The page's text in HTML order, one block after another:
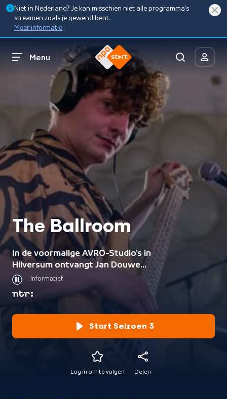
Niet in Nederland? Je kan misschien niet alle programma’s
streamen zoals je gewend bent.
Meer informatie
Menu
The Ballroom
In de voormalige AVRO-Studio's in
Hilversum ontvangt Jan Douwe
Kroeske podiumkunstenaars voor
een goed gesprek, een livesessie of
een impressie van een voorstelling.
Informatief
Start Seizoen 3
Log in om te volgen Delen